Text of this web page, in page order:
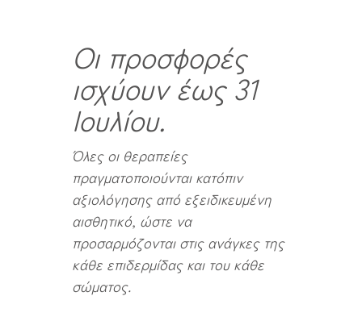
Οι προσφορές
ισχύουν έως 31
Ιουλίου.
Όλες οι θεραπείες
πραγματοποιούνται κατόπιν
αξιολόγησης από εξειδικευμένη
αισθητικό, ώστε να
προσαρμόζονται στις ανάγκες της
κάθε επιδερμίδας και του κάθε
σώματος.